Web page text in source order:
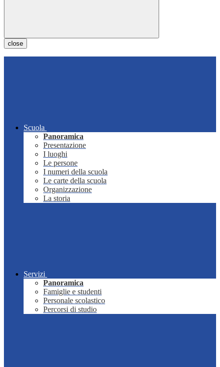
close
Scuola
Panoramica
Presentazione
I luoghi
Le persone
I numeri della scuola
Le carte della scuola
Organizzazione
La storia
Servizi
Panoramica
Famiglie e studenti
Personale scolastico
Percorsi di studio